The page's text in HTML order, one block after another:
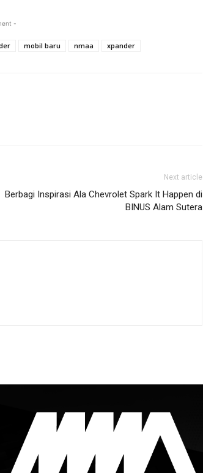
-
mobil baru nmaa xpander
Next article
Berbagi Inspirasi Ala Chevrolet Spark It Happen di
BINUS Alam Sutera